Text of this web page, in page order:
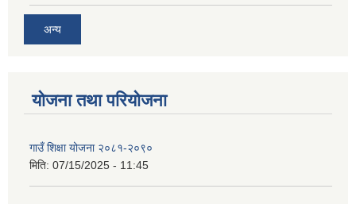
अन्य
योजना तथा परियोजना
गाउँ शिक्षा योजना २०८१-२०९०
मिति: 07/15/2025 - 11:45